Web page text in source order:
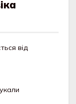
від